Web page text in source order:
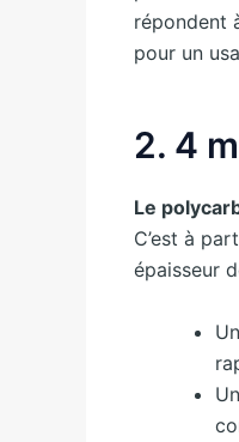
répondent
pour un
2. 4
Le
C’est à
épaisseur